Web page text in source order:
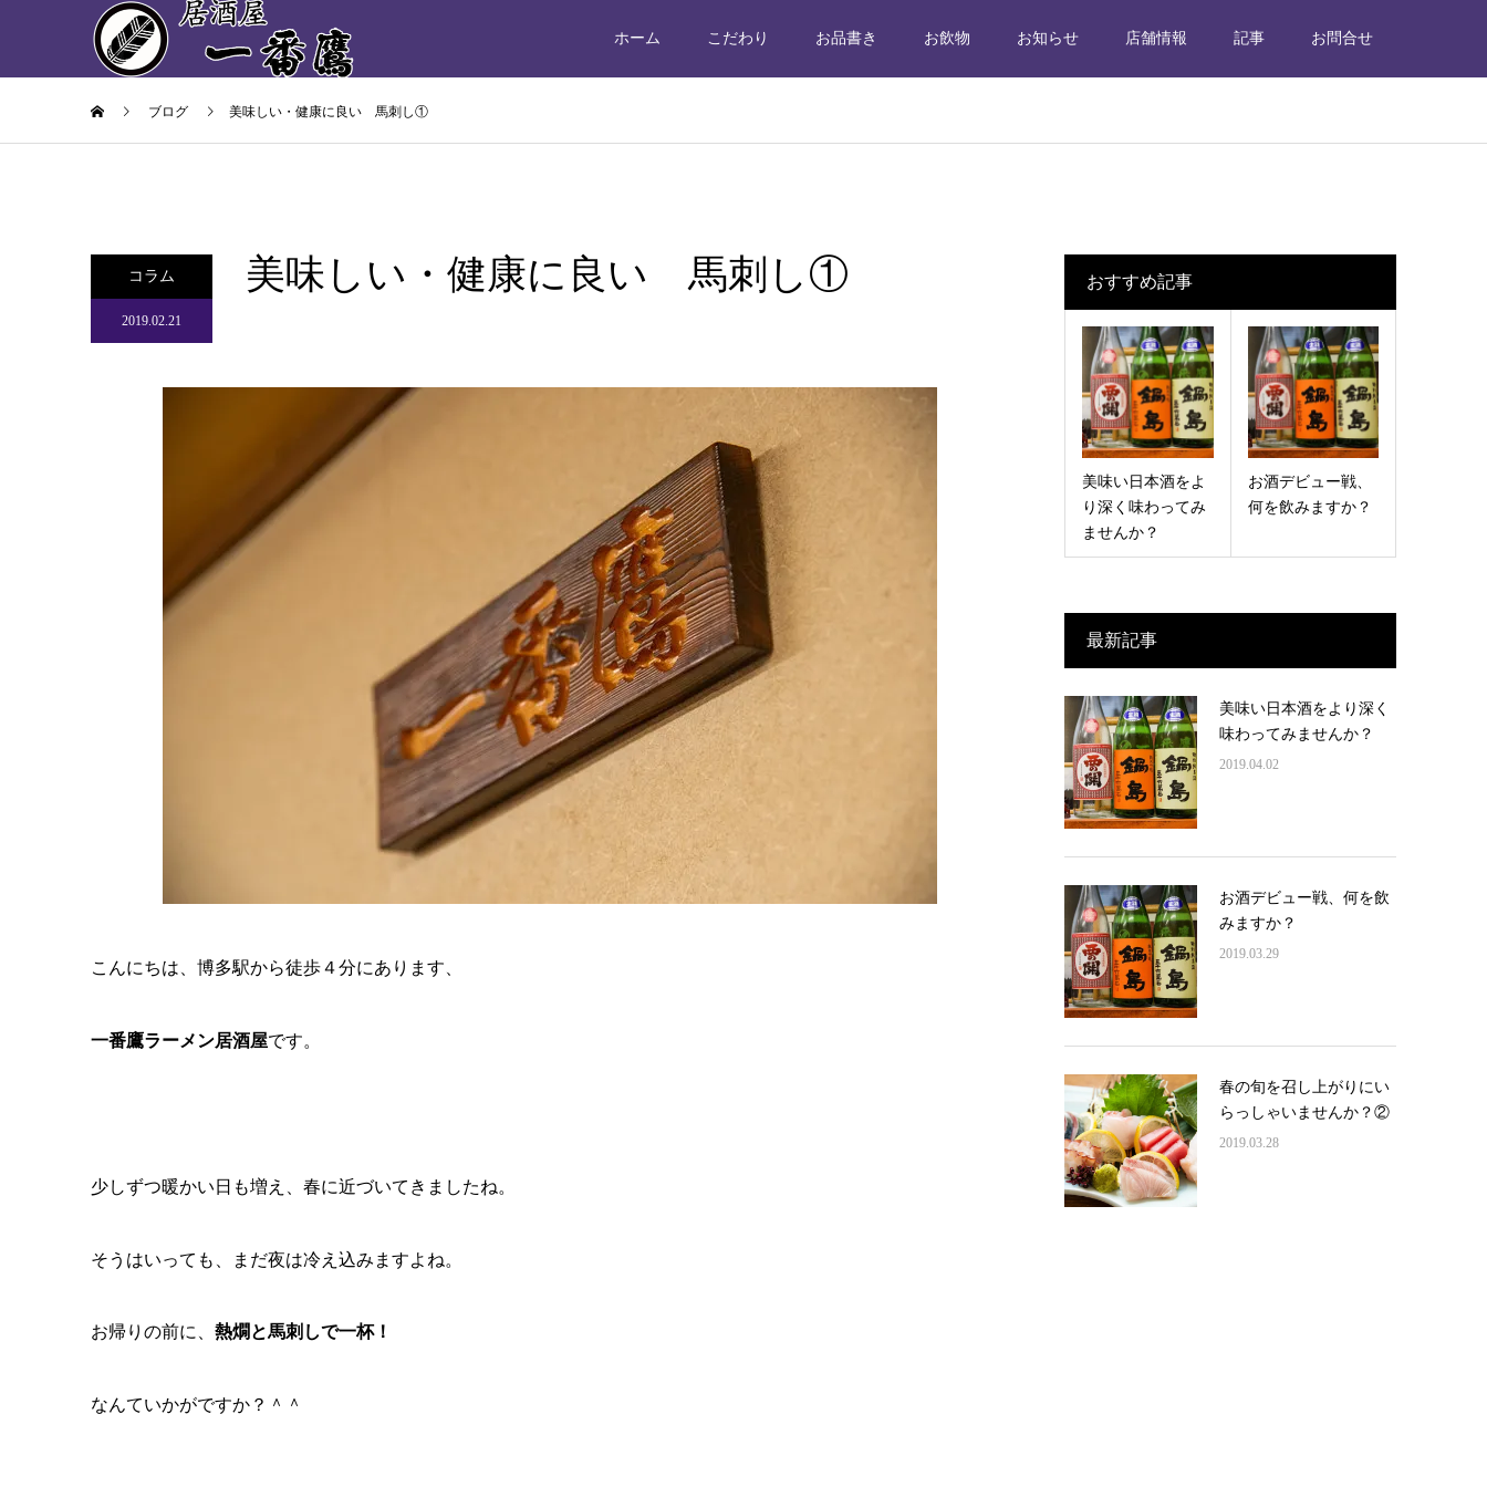
ホーム こだわり お品書き お飲物 お知らせ 店舗情報 記事 お問合せ
ブログ 美味しい・健康に良い 馬刺し①
コラム
2019.02.21
美味しい・健康に良い 馬刺し①
こんにちは、博多駅から徒歩４分にあります、
一番鷹ラーメン居酒屋です。
少しずつ暖かい日も増え、春に近づいてきましたね。
そうはいっても、まだ夜は冷え込みますよね。
お帰りの前に、 熱燗と馬刺しで一杯！
なんていかがですか？＾＾
おすすめ記事
美味い日本酒をよ
り深く味わってみ
ませんか？
お酒デビュー戦、
何を飲みますか？
最新記事
美味い日本酒をより深く
味わってみませんか？
2019.04.02
お酒デビュー戦、何を飲
みますか？
2019.03.29
春の旬を召し上がりにい
らっしゃいませんか？②
2019.03.28